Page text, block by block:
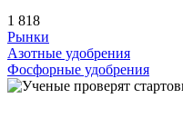
1 818
Рынки
Азотные удобрения
Фосфорные удобрения